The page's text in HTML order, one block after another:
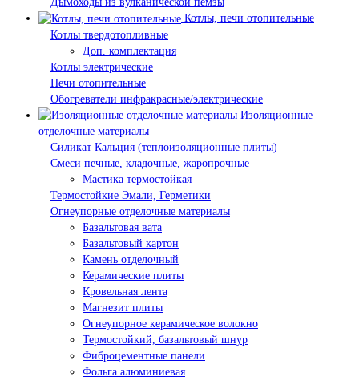
Котлы, печи отопительные
Котлы твердотопливные
Доп. комплектация
Котлы электрические
Печи отопительные
Обогреватели инфракрасные/электрические
Изоляционные
отделочные материалы
Силикат Кальция (теплоизоляционные плиты)
Смеси печные, кладочные, жаропрочные
Мастика термостойкая
Термостойкие Эмали, Герметики
Огнеупорные отделочные материалы
Базальтовая вата
Базальтовый картон
Камень отделочный
Керамические плиты
Кровельная лента
Магнезит плиты
Огнеупорное керамическое волокно
Термостойкий, базальтовый шнур
Фиброцементные панели
Фольга алюминиевая